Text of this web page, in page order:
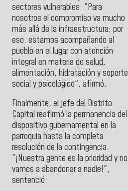
sectores vulnerables. "Para
nosotros el compromiso va mucho
más allá de la infraestructura; por
eso, estamos acompañando al
pueblo en el lugar con atención
integral en materia de salud,
alimentación, hidratación y soporte
social y psicológico", afirmó.
Finalmente, el jefe del Distrito
Capital reafirmó la permanencia del
dispositivo gubernamental en la
parroquia hasta la completa
resolución de la contingencia.
"¡Nuestra gente es la prioridad y no
vamos a abandonar a nadie!",
sentenció.